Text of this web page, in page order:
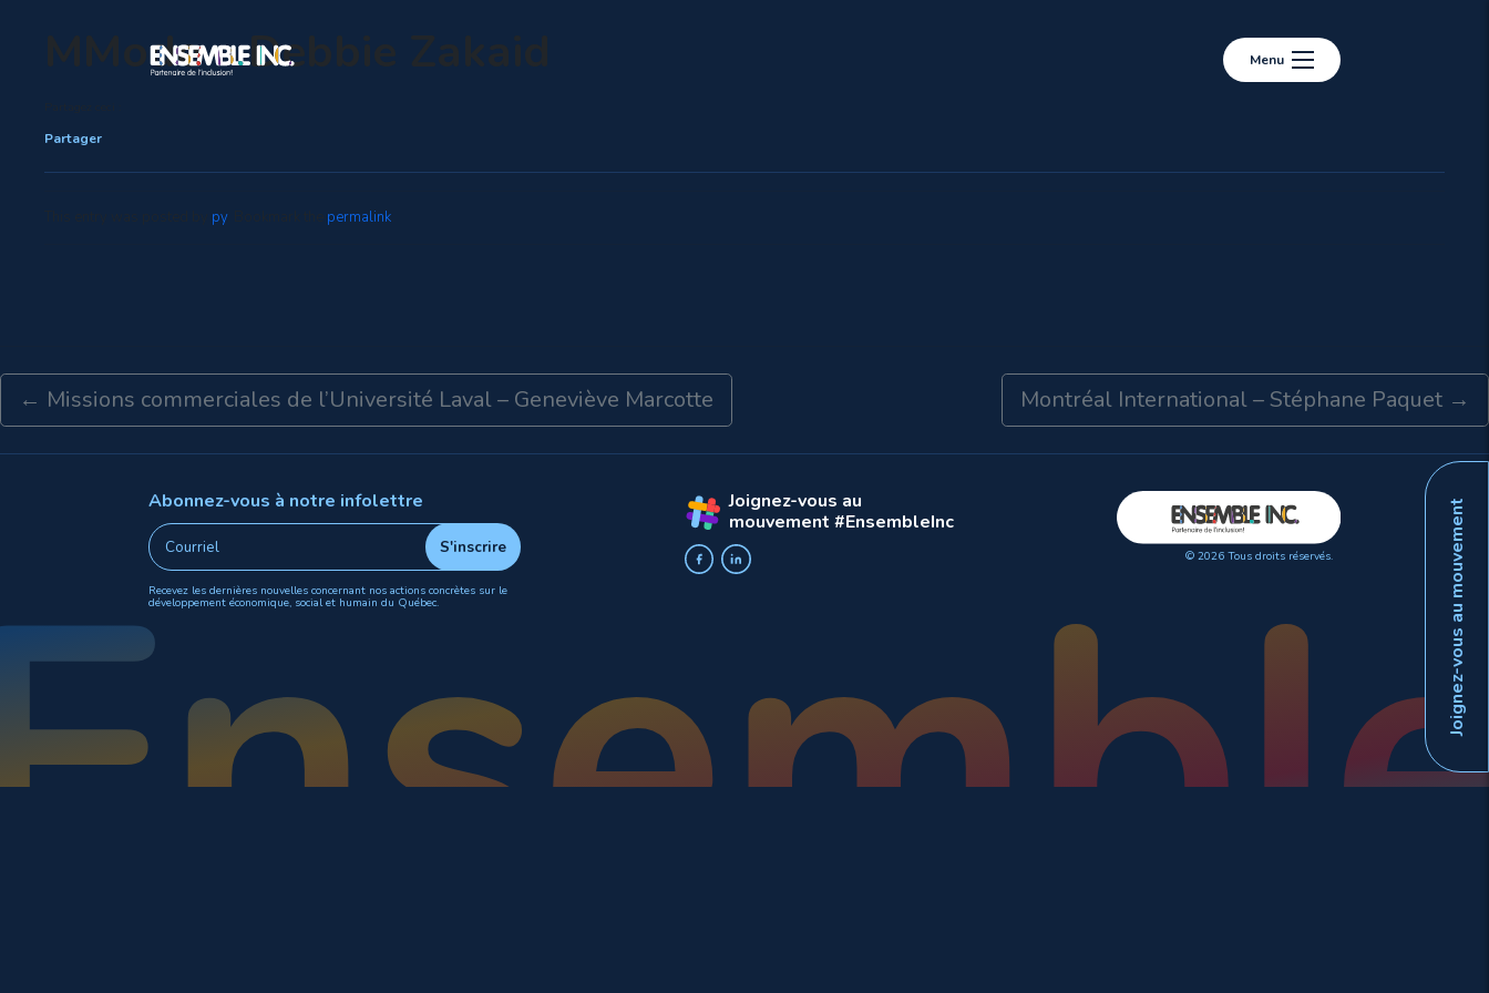
Joignez-vous au mouvement
Menu
MMode – Debbie Zakaid
Partager
py. Bookmark the permalink
← Missions commerciales de l’Université Laval – Geneviève Marcotte Montréal International – Stéphane Paquet →
Abonnez-vous à notre infolettre
Recevez les dernières nouvelles concernant nos actions concrètes sur le
développement économique, social et humain du Québec.
Joignez-vous au
mouvement #EnsembleInc
© 2026 Tous droits réservés.